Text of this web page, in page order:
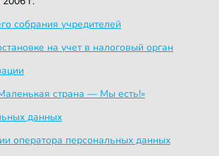
собрания учредителей
на учет в налоговый орган
страна — Мы есть!»
данных
оператора персональных данных